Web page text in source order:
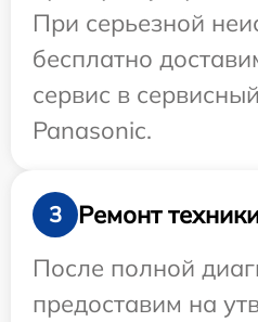
При серьезной
бесплатно
сервис в
Panasonic.
3
Ремонт
После полной
предоставим на